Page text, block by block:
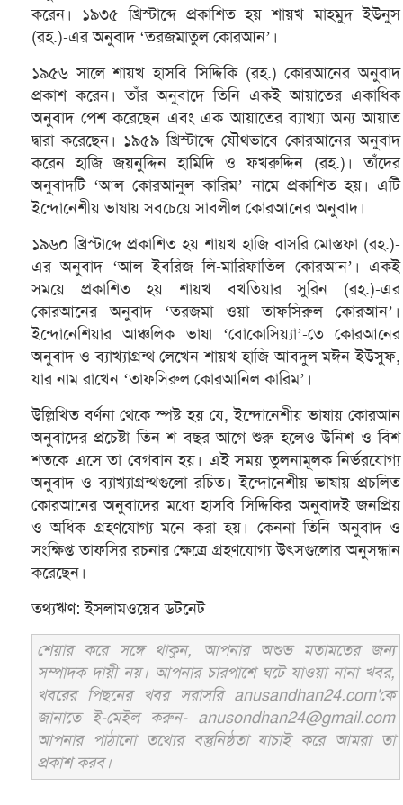
করেন। ১৯৩৫ খ্রিস্টাব্দে প্রকাশিত হয় শায়খ মাহমুদ ইউনুস
(রহ.)-এর অনুবাদ ‘তরজমাতুল কোরআন’।
১৯৫৬ সালে শায়খ হাসবি সিদ্দিকি (রহ.) কোরআনের অনুবাদ
প্রকাশ করেন। তাঁর অনুবাদে তিনি একই আয়াতের একাধিক
অনুবাদ পেশ করেছেন এবং এক আয়াতের ব্যাখ্যা অন্য আয়াত
দ্বারা করেছেন। ১৯৫৯ খ্রিস্টাব্দে যৌথভাবে কোরআনের অনুবাদ
করেন হাজি জয়নুদ্দিন হামিদি ও ফখরুদ্দিন (রহ.)। তাঁদের
অনুবাদটি ‘আল কোরআনুল কারিম’ নামে প্রকাশিত হয়। এটি
ইন্দোনেশীয় ভাষায় সবচেয়ে সাবলীল কোরআনের অনুবাদ।
১৯৬০ খ্রিস্টাব্দে প্রকাশিত হয় শায়খ হাজি বাসরি মোস্তফা (রহ.)-
এর অনুবাদ ‘আল ইবরিজ লি-মারিফাতিল কোরআন’। একই
সময়ে প্রকাশিত হয় শায়খ বখতিয়ার সুরিন (রহ.)-এর
কোরআনের অনুবাদ ‘তরজমা ওয়া তাফসিরুল কোরআন’।
ইন্দোনেশিয়ার আঞ্চলিক ভাষা ‘বোকোসিয়্যা’-তে কোরআনের
অনুবাদ ও ব্যাখ্যাগ্রন্থ লেখেন শায়খ হাজি আবদুল মঈন ইউসুফ,
যার নাম রাখেন ‘তাফসিরুল কোরআনিল কারিম’।
উল্লিখিত বর্ণনা থেকে স্পষ্ট হয় যে, ইন্দোনেশীয় ভাষায় কোরআন
অনুবাদের প্রচেষ্টা তিন শ বছর আগে শুরু হলেও উনিশ ও বিশ
শতকে এসে তা বেগবান হয়। এই সময় তুলনামূলক নির্ভরযোগ্য
অনুবাদ ও ব্যাখ্যাগ্রন্থগুলো রচিত। ইন্দোনেশীয় ভাষায় প্রচলিত
কোরআনের অনুবাদের মধ্যে হাসবি সিদ্দিকির অনুবাদই জনপ্রিয়
ও অধিক গ্রহণযোগ্য মনে করা হয়। কেননা তিনি অনুবাদ ও
সংক্ষিপ্ত তাফসির রচনার ক্ষেত্রে গ্রহণযোগ্য উৎসগুলোর অনুসন্ধান
করেছেন।
তথ্যঋণ: ইসলামওয়েব ডটনেট
শেয়ার করে সঙ্গে থাকুন, আপনার অশুভ মতামতের জন্য
সম্পাদক দায়ী নয়। আপনার চারপাশে ঘটে যাওয়া নানা খবর,
খবরের পিছনের খবর সরাসরি anusandhan24.com'কে
জানাতে ই-মেইল করুন- anusondhan24@gmail.com
আপনার পাঠানো তথ্যের বস্তুনিষ্ঠতা যাচাই করে আমরা তা
প্রকাশ করব।